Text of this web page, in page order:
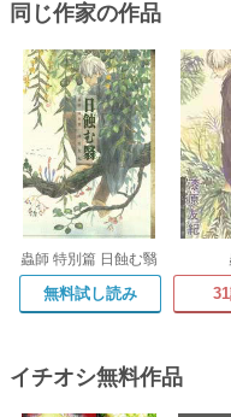
同じ作家の作品
蟲師 特別篇 日蝕む翳
無料試し読み
イチオシ無料作品